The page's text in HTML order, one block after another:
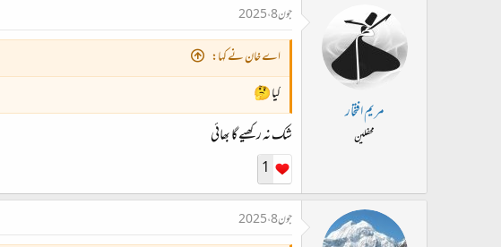
مریم افتخار
محفلین
جون 8، 2025
اے خان نے کہا:
کیا 🤔
شک نہ رکھیے گا بھائی
1
جون 8، 2025